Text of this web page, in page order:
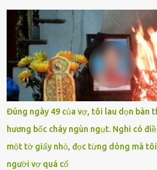
chưa phù hợp, gây xôn xao, bức xúc
Trường THPT Chuyên Nguyễn Tất
khoản Chu Vinh là của học sinh Chu
của nhà trường. Nam sinh này từng
vòng nguyệt quế cuộc thi tháng 1, quý
năm thứ 24. Quá trình giáo dục, học
nhận thức được nội dung bài viết của
ngày 1.9 là chưa phù hợp nên đã chủ
xin lỗi trên trang Facebook cá nhân.
với cơ quan chức năng. Ảnh: Đơn vị
Đúng ngày 49 của vợ, tôi lau dọn
hương bốc cháy ngùn ngụt. Nghi có
một tờ giấy nhỏ, đọc từng dòng mà
người vợ quá cố